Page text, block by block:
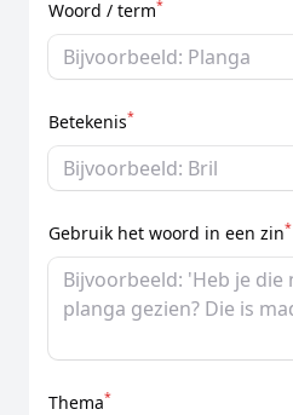
Woord / term*
Betekenis*
Gebruik het woord in een zin*
Thema*